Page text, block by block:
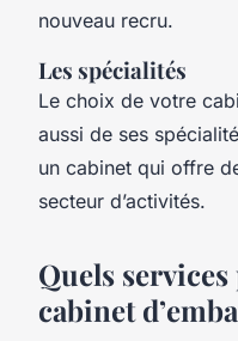
nouveau recru.
Les spécialités
Le choix de votre
aussi de ses
un cabinet qui offre
secteur d’activités.
Quels
cabinet